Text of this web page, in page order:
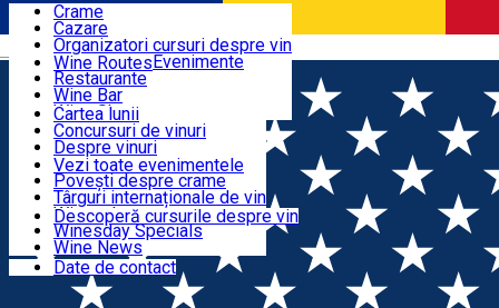
Română
Rute
Articole
Evenimente
Cursuri despre vin
Contact
Crame
Cazare
Organizatori cursuri despre vin
Organizatori Evenimente
Restaurante
Wine Bar
Wine Shops
Wine Routes
Cartea lunii
Concursuri de vinuri
Despre vinuri
Lansări de vinuri
Povești despre crame
Târguri internaționale de vin
Wine tales
Winesday Specials
Wine News
Vezi toate evenimentele
Descoperă cursurile despre vin
Date de contact